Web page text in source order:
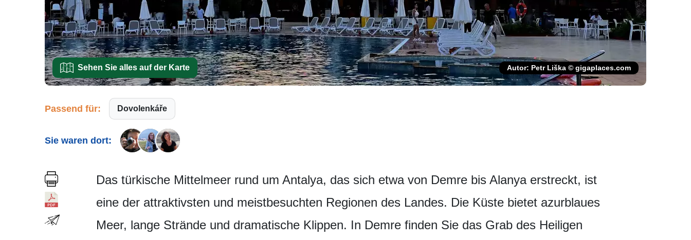
Sehen Sie alles auf der Karte Autor: Petr Liška © gigaplaces.com
Passend für: Dovolenkáře
Sie waren dort:
Das türkische Mittelmeer rund um Antalya, das sich etwa von Demre bis Alanya erstreckt, ist
eine der attraktivsten und meistbesuchten Regionen des Landes. Die Küste bietet azurblaues
Meer, lange Strände und dramatische Klippen. In Demre finden Sie das Grab des Heiligen